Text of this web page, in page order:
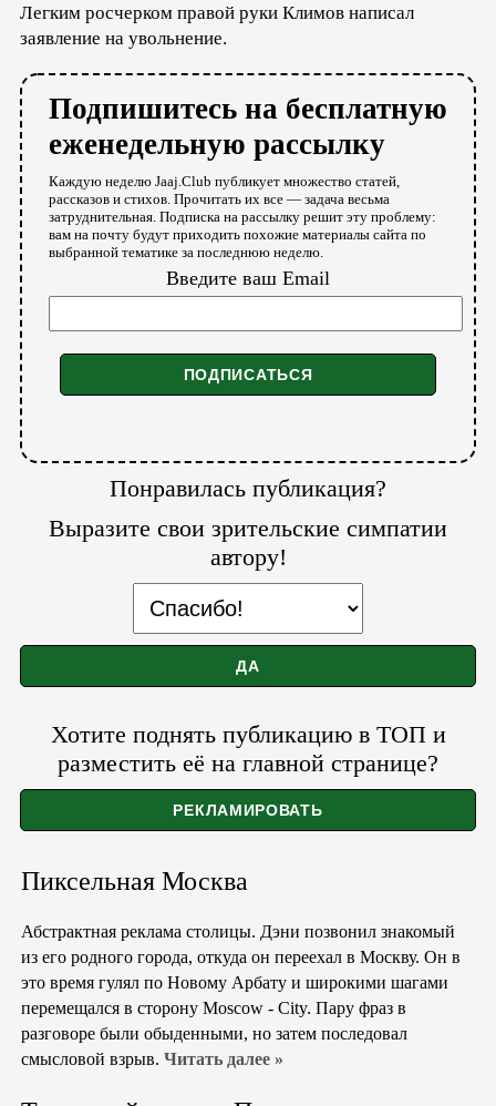
Легким росчерком правой руки Климов написал
заявление на увольнение.
Подпишитесь на бесплатную
еженедельную рассылку
Каждую неделю Jaaj.Club публикует множество статей,
рассказов и стихов. Прочитать их все — задача весьма
затруднительная. Подписка на рассылку решит эту проблему:
вам на почту будут приходить похожие материалы сайта по
выбранной тематике за последнюю неделю.
Введите ваш Email
Понравилась публикация?
Выразите свои зрительские симпатии
автору!
Хотите поднять публикацию в ТОП и
разместить её на главной странице?
Пиксельная Москва
Абстрактная реклама столицы. Дэни позвонил знакомый
из его родного города, откуда он переехал в Москву. Он в
это время гулял по Новому Арбату и широкими шагами
перемещался в сторону Moscow - City. Пару фраз в
разговоре были обыденными, но затем последовал
смысловой взрыв. Читать далее »